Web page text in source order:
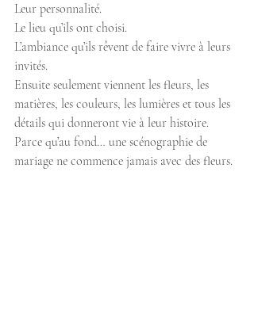
Leur personnalité.
Le lieu qu’ils ont choisi.
L’ambiance qu’ils rêvent de faire vivre à leurs
invités.
Ensuite seulement viennent les fleurs, les
matières, les couleurs, les lumières et tous les
détails qui donneront vie à leur histoire.
Parce qu’au fond… une scénographie de
mariage ne commence jamais avec des fleurs.